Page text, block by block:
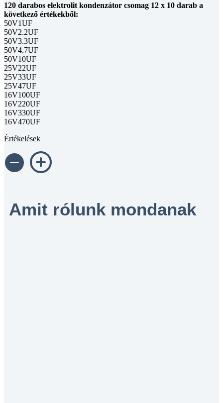
120 darabos elektrolit kondenzátor csomag 12 x 10 darab a
következő értékekből:
50V1UF
50V2.2UF
50V3.3UF
50V4.7UF
50V10UF
25V22UF
25V33UF
25V47UF
16V100UF
16V220UF
16V330UF
16V470UF
Értékelések
Amit rólunk mondanak